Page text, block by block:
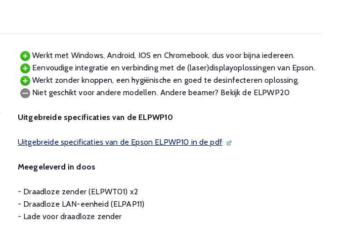
Werkt met Windows, Android, IOS en Chromebook, dus voor bijna iedereen.
Eenvoudige integratie en verbinding met de (laser)displayoplossingen van Epson.
Werkt zonder knoppen, een hygiënische en goed te desinfecteren oplossing.
Niet geschikt voor andere modellen. Andere beamer? Bekijk de ELPWP20
Uitgebreide specificaties van de ELPWP10
Uitgebreide specificaties van de Epson ELPWP10 in de pdf
Meegeleverd in doos
- Draadloze zender (ELPWT01) x2
- Draadloze LAN-eenheid (ELPAP11)
- Lade voor draadloze zender